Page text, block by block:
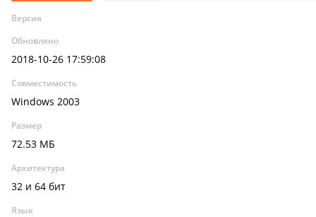
Версия
Обновлено
2018-10-26 17:59:08
Совместимость
Windows 2003
Размер
72.53 МБ
Архитектура
32 и 64 бит
Язык